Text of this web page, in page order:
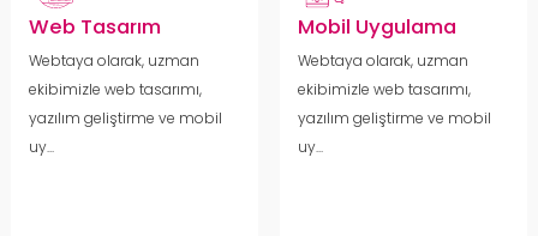
Web Tasarım
Webtaya olarak, uzman
ekibimizle web tasarımı,
yazılım geliştirme ve mobil
uy...
Mobil Uygulama
Webtaya olarak, uzman
ekibimizle web tasarımı,
yazılım geliştirme ve mobil
uy...